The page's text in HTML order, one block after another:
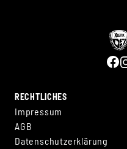
RECHTLICHES
Impressum
AGB
Datenschutzerklärung